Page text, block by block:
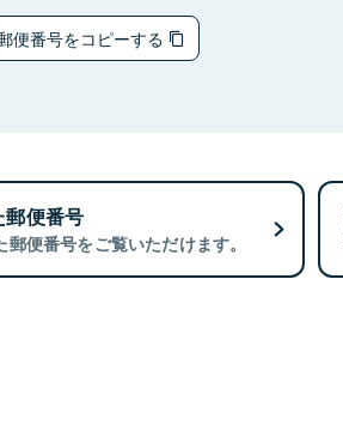
便番号をコピーする
郵便番号
便番号をご覧いただけます。